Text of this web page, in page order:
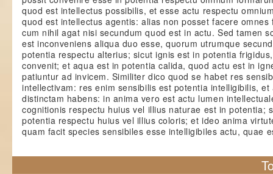
quod est intellectus possibilis, et esse actu respectu
quod est intellectus agentis: alias non posset facere
cum nihil agat nisi secundum quod est in actu. Sed tamen
est inconveniens aliqua duo esse, quorum utrumque
potentia respectu alterius; sicut ignis est in potentia
convenit; et aqua est in potentia calida, quod actu est in
patiuntur ad invicem. Similiter dico quod se habet res
intellectivam: res enim sensibilis est potentia intelligibilis, et
distinctam habens: in anima vero est actu lumen
cognitionis respectu huius vel illius naturae est in potentia;
potentia respectu huius vel illius coloris; et ideo anima
quam facit species sensibiles esse intelligibiles actu, quae